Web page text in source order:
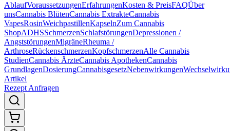
AblaufVoraussetzungenErfahrungenKosten & PreisFAQÜber
unsCannabis BlütenCannabis ExtrakteCannabis
VapesRosinWeichpastillenKapselnZum Cannabis
ShopADHSSchmerzenSchlafstörungenDepressionen /
AngststörungenMigräneRheuma /
ArthroseRückenschmerzenKopfschmerzenAlle Cannabis
StudienCannabis ÄrzteCannabis ApothekenCannabis
GrundlagenDosierungCannabisgesetzNebenwirkungen
Artikel
Rezept Anfragen